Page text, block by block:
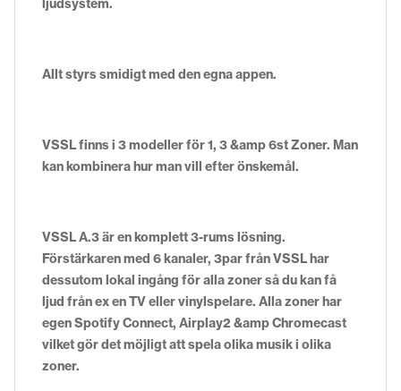
ljudsystem.
Allt styrs smidigt med den egna appen.
VSSL finns i 3 modeller för 1, 3 &amp 6st Zoner. Man
kan kombinera hur man vill efter önskemål.
VSSL A.3 är en komplett 3-rums lösning.
Förstärkaren med 6 kanaler, 3par från VSSL har
dessutom lokal ingång för alla zoner så du kan få
ljud från ex en TV eller vinylspelare. Alla zoner har
egen Spotify Connect, Airplay2 &amp Chromecast
vilket gör det möjligt att spela olika musik i olika
zoner.